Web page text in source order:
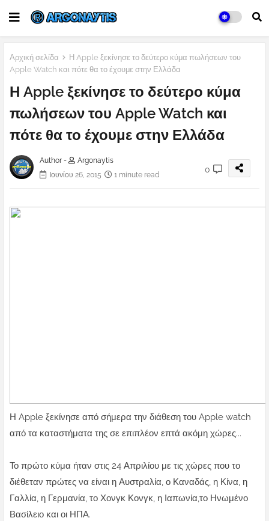
Αρχική σελίδα
Η Apple ξεκίνησε το δεύτερο κύμα πωλήσεων του
Apple Watch και πότε θα το έχουμε στην Ελλάδα
Η Apple ξεκίνησε το δεύτερο κύμα
πωλήσεων του Apple Watch και
πότε θα το έχουμε στην Ελλάδα
Author -
Argonaytis
Ιουνίου 26, 2015
1 minute read
0
Η Apple ξεκίνησε από σήμερα την διάθεση του Apple watch
από τα καταστήματα της σε επιπλέον επτά ακόμη χώρες...
Το πρώτο κύμα ήταν στις 24 Απριλίου με τις χώρες που το
διέθεταν πρώτες να είναι η Αυστραλία, ο Καναδάς, η Κίνα, η
Γαλλία, η Γερμανία, το Χονγκ Κονγκ, η Ιαπωνία,το Ηνωμένο
Βασίλειο και οι ΗΠΑ.